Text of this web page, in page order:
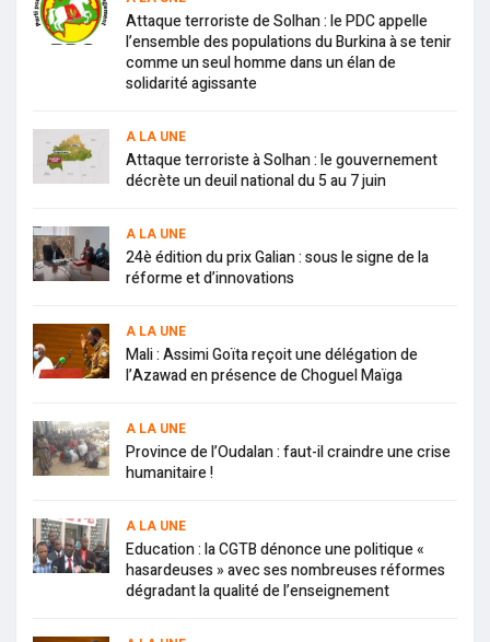
Attaque terroriste de Solhan : le PDC appelle
l’ensemble des populations du Burkina à se tenir
comme un seul homme dans un élan de
solidarité agissante
A LA UNE
Attaque terroriste à Solhan : le gouvernement
décrète un deuil national du 5 au 7 juin
A LA UNE
24è édition du prix Galian : sous le signe de la
réforme et d’innovations
A LA UNE
Mali : Assimi Goïta reçoit une délégation de
l’Azawad en présence de Choguel Maïga
A LA UNE
Province de l’Oudalan : faut-il craindre une crise
humanitaire !
A LA UNE
Education : la CGTB dénonce une politique «
hasardeuses » avec ses nombreuses réformes
dégradant la qualité de l’enseignement